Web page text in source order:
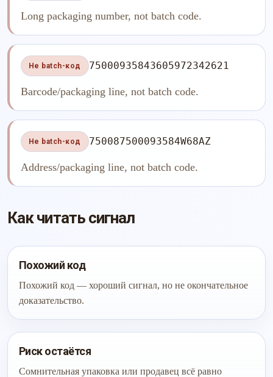
Long packaging number, not batch code.
Не batch-код 75000935843605972342621
Barcode/packaging line, not batch code.
Не batch-код 750087500093584W68AZ
Address/packaging line, not batch code.
Как читать сигнал
Похожий код
Похожий код — хороший сигнал, но не окончательное
доказательство.
Риск остаётся
Сомнительная упаковка или продавец всё равно